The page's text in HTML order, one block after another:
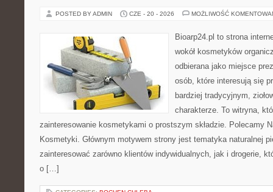
POSTED BY ADMIN CZE - 20 - 2026 MOŻLIWOŚĆ
Bioarp24.pl to strona
wokół kosmetyków
odbierana jako miejsce
osób, które interesują się
bardziej tradycyjnym,
charakterze. To witryna,
zainteresowanie kosmetykami o prostszym składzie. Polecamy
Kosmetyki. Głównym motywem strony jest tematyka naturalnej
zainteresować zarówno klientów indywidualnych, jak i drogerie,
o […]